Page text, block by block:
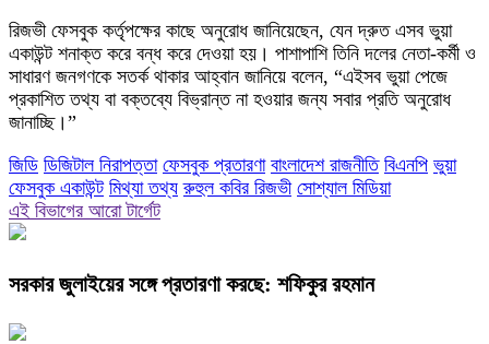
রিজভী ফেসবুক কর্তৃপক্ষের কাছে অনুরোধ জানিয়েছেন, যেন দ্রুত এসব ভুয়া
একাউন্ট শনাক্ত করে বন্ধ করে দেওয়া হয়। পাশাপাশি তিনি দলের নেতা-কর্মী ও
সাধারণ জনগণকে সতর্ক থাকার আহ্বান জানিয়ে বলেন, “এইসব ভুয়া পেজে
প্রকাশিত তথ্য বা বক্তব্যে বিভ্রান্ত না হওয়ার জন্য সবার প্রতি অনুরোধ
জানাচ্ছি।”
জিডি ডিজিটাল নিরাপত্তা ফেসবুক প্রতারণা বাংলাদেশ রাজনীতি বিএনপি ভুয়া
ফেসবুক একাউন্ট মিথ্যা তথ্য রুহুল কবির রিজভী সোশ্যাল মিডিয়া
এই বিভাগের আরো টার্গেট
সরকার জুলাইয়ের সঙ্গে প্রতারণা করছে: শফিকুর রহমান